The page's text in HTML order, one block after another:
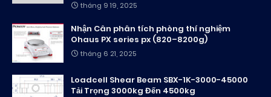
tháng 9 19, 2025
Nhận Cân phân tích phòng thí nghiệm
Ohaus PX series px (820–8200g)
tháng 6 21, 2025
Loadcell Shear Beam SBX-1K-3000-45000
Tải Trọng 3000kg Đến 4500kg